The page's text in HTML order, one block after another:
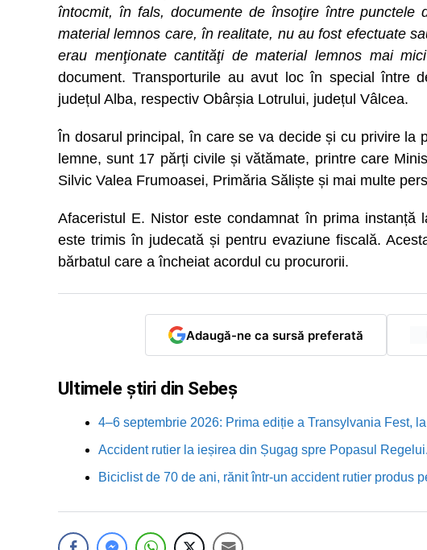
întocmit, în fals, documente de însoţire între punctele
material lemnos care, în realitate, nu au fost efectuate
erau menţionate cantităţi de material lemnos mai
document. Transporturile au avut loc în special între
județul Alba, respectiv Obârșia Lotrului, județul Vâlcea.
În dosarul principal, în care se va decide și cu privire la
lemne, sunt 17 părți civile și vătămate, printre care
Silvic Valea Frumoasei, Primăria Săliște și mai multe
Afaceristul E. Nistor este condamnat în prima
este trimis în judecată și pentru evaziune fiscală.
bărbatul care a încheiat acordul cu procurorii.
Adaugă-ne ca sursă preferată
Ultimele știri din Sebeș
4–6 septembrie 2026: Prima ediție a Transylvania Fest,
Accident rutier la ieșirea din Șugag spre Popasul
Biciclist de 70 de ani, rănit într-un accident rutier produs